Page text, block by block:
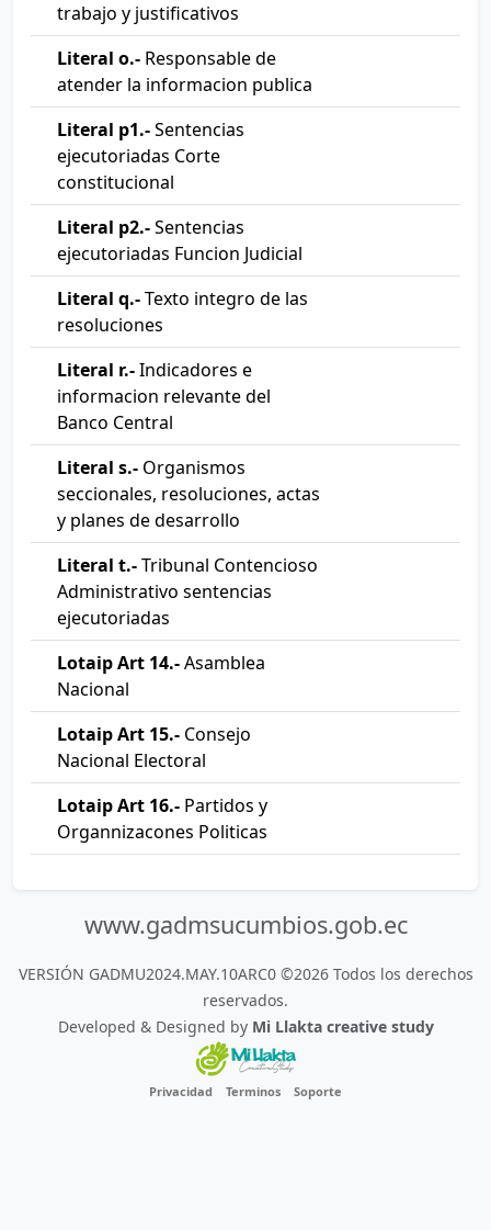
trabajo y justificativos
Literal o.- Responsable de
atender la informacion publica
Literal p1.-Sentencias
ejecutoriadas Corte
constitucional
Literal p2.-Sentencias
ejecutoriadas Funcion Judicial
Literal q.-Texto integro de las
resoluciones
Literal r.-Indicadores e
informacion relevante del
Banco Central
Literal s.- Organismos
seccionales, resoluciones, actas
y planes de desarrollo
Literal t.-Tribunal Contencioso
Administrativo sentencias
ejecutoriadas
Lotaip Art 14.-Asamblea
Nacional
Lotaip Art 15.- Consejo
Nacional Electoral
Lotaip Art 16.- Partidos y
Organnizacones Politicas
www.gadmsucumbios.gob.ec
VERSIÓN GADMU2024.MAY.10ARC0 ©2026 Todos los derechos
reservados.
Developed & Designed by Mi Llakta creative study
Privacidad Terminos Soporte